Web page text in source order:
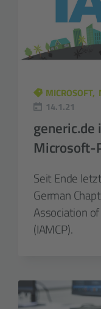
MICROSOFT
14.1.21
Microsoft-
Seit Ende
German
Association
(IAMCP).